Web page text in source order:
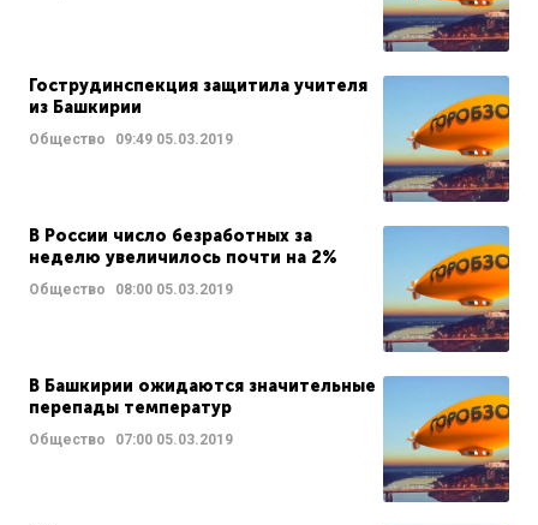
Гострудинспекция защитила учителя
из Башкирии
Общество 09:49 05.03.2019
В России число безработных за
неделю увеличилось почти на 2%
Общество 08:00 05.03.2019
В Башкирии ожидаются значительные
перепады температур
Общество 07:00 05.03.2019